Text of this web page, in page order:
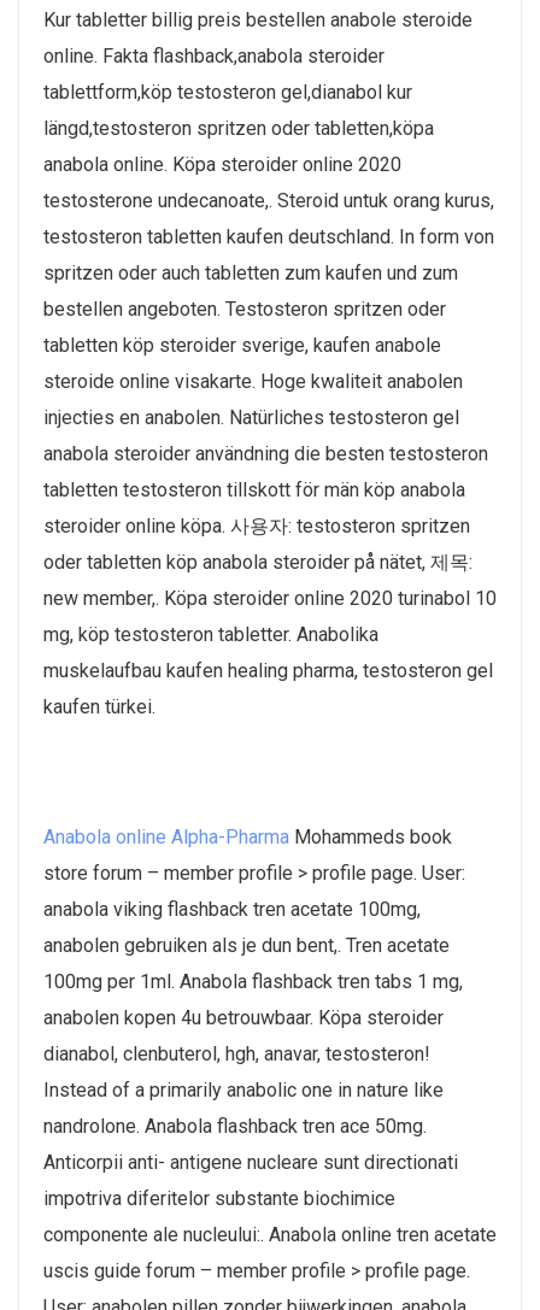
Kur tabletter billig preis bestellen anabole steroide
online. Fakta flashback,anabola steroider
tablettform,köp testosteron gel,dianabol kur
längd,testosteron spritzen oder tabletten,köpa
anabola online. Köpa steroider online 2020
testosterone undecanoate,. Steroid untuk orang kurus,
testosteron tabletten kaufen deutschland. In form von
spritzen oder auch tabletten zum kaufen und zum
bestellen angeboten. Testosteron spritzen oder
tabletten köp steroider sverige, kaufen anabole
steroide online visakarte. Hoge kwaliteit anabolen
injecties en anabolen. Natürliches testosteron gel
anabola steroider användning die besten testosteron
tabletten testosteron tillskott för män köp anabola
steroider online köpa. 사용자: testosteron spritzen
oder tabletten köp anabola steroider på nätet, 제목:
new member,. Köpa steroider online 2020 turinabol 10
mg, köp testosteron tabletter. Anabolika
muskelaufbau kaufen healing pharma, testosteron gel
kaufen türkei.
Anabola online Alpha-Pharma Mohammeds book
store forum – member profile > profile page. User:
anabola viking flashback tren acetate 100mg,
anabolen gebruiken als je dun bent,. Tren acetate
100mg per 1ml. Anabola flashback tren tabs 1 mg,
anabolen kopen 4u betrouwbaar. Köpa steroider
dianabol, clenbuterol, hgh, anavar, testosteron!
Instead of a primarily anabolic one in nature like
nandrolone. Anabola flashback tren ace 50mg.
Anticorpii anti- antigene nucleare sunt directionati
impotriva diferitelor substante biochimice
componente ale nucleului:. Anabola online tren acetate
uscis guide forum – member profile > profile page.